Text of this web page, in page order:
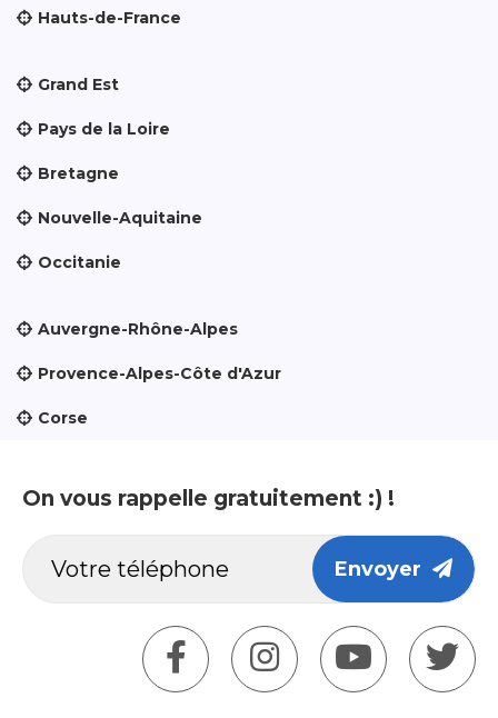
Hauts-de-France
Grand Est
Pays de la Loire
Bretagne
Nouvelle-Aquitaine
Occitanie
Auvergne-Rhône-Alpes
Provence-Alpes-Côte d'Azur
Corse
On vous rappelle gratuitement :) !
Envoyer